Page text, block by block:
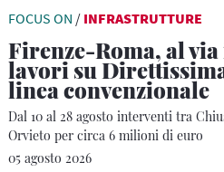
FOCUS ON / INFRASTRUTTURE
Firenze-Roma, al via
lavori su
linea convenzionale
Dal 10 al 28 agosto interventi tra
Orvieto per circa 6 milioni di euro
05 agosto 2026